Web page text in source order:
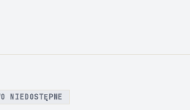
NIEDOSTĘPNE